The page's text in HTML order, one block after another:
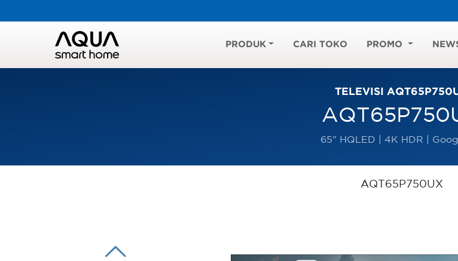
PRODUK CARI TOKO PROMO
TELEVISI
65" HQLED | 4K HDR |
AQT65P750UX